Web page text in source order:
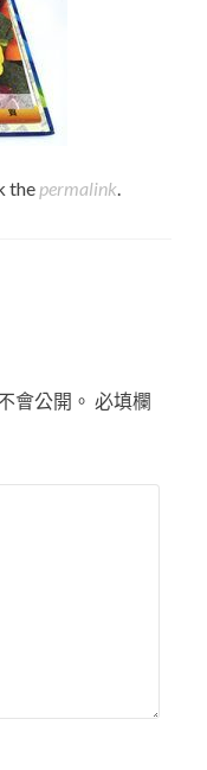
the permalink.
會公開。 必填欄